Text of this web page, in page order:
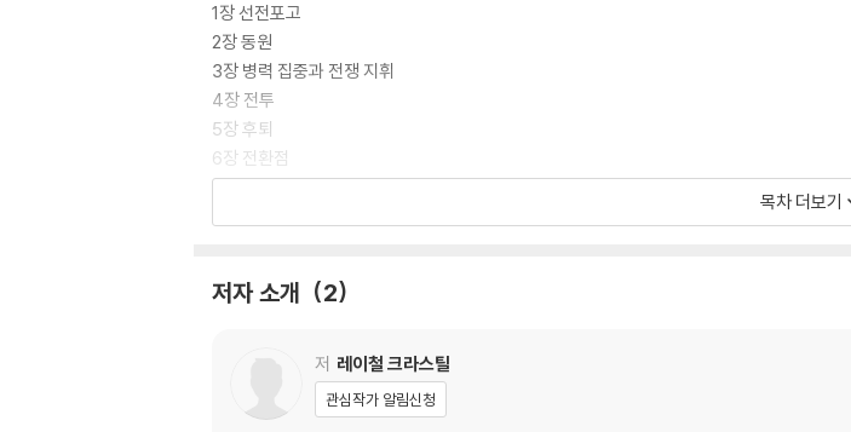
1장 선전포고
2장 동원
3장 병력 집중과 전쟁 지휘
4장 전투
5장 후퇴
6장 전환점
7장 스당으로 가는 길
11장 선택
13장 파리의 가을
15장 고통의 날들
목차 더보기
저자 소개 2
저 레이철 크라스틸
관심작가 알림신청